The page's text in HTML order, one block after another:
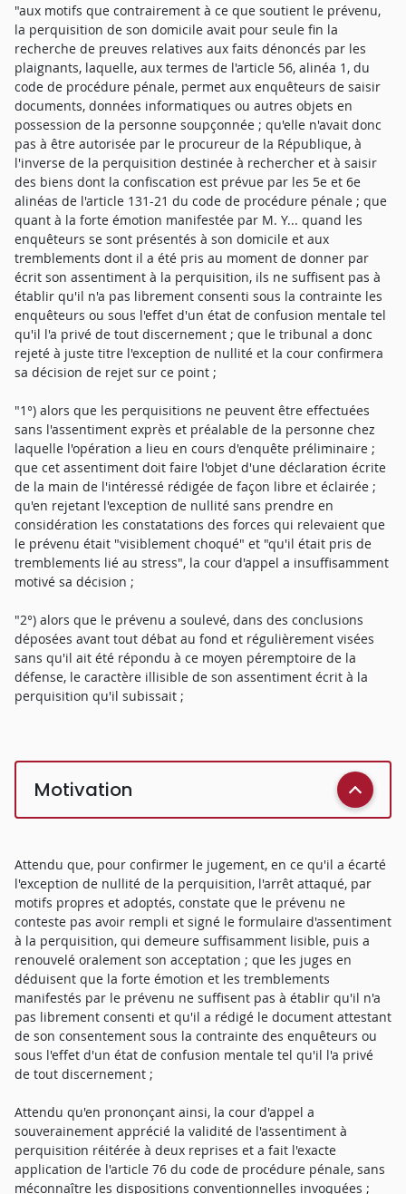
"aux motifs que contrairement à ce que soutient le prévenu,
la perquisition de son domicile avait pour seule fin la
recherche de preuves relatives aux faits dénoncés par les
plaignants, laquelle, aux termes de l'article 56, alinéa 1, du
code de procédure pénale, permet aux enquêteurs de saisir
documents, données informatiques ou autres objets en
possession de la personne soupçonnée ; qu'elle n'avait donc
pas à être autorisée par le procureur de la République, à
l'inverse de la perquisition destinée à rechercher et à saisir
des biens dont la confiscation est prévue par les 5e et 6e
alinéas de l'article 131-21 du code de procédure pénale ; que
quant à la forte émotion manifestée par M. Y... quand les
enquêteurs se sont présentés à son domicile et aux
tremblements dont il a été pris au moment de donner par
écrit son assentiment à la perquisition, ils ne suffisent pas à
établir qu'il n'a pas librement consenti sous la contrainte les
enquêteurs ou sous l'effet d'un état de confusion mentale tel
qu'il l'a privé de tout discernement ; que le tribunal a donc
rejeté à juste titre l'exception de nullité et la cour confirmera
sa décision de rejet sur ce point ;
"1°) alors que les perquisitions ne peuvent être effectuées
sans l'assentiment exprès et préalable de la personne chez
laquelle l'opération a lieu en cours d'enquête préliminaire ;
que cet assentiment doit faire l'objet d'une déclaration écrite
de la main de l'intéressé rédigée de façon libre et éclairée ;
qu'en rejetant l'exception de nullité sans prendre en
considération les constatations des forces qui relevaient que
le prévenu était "visiblement choqué" et "qu'il était pris de
tremblements lié au stress", la cour d'appel a insuffisamment
motivé sa décision ;
"2°) alors que le prévenu a soulevé, dans des conclusions
déposées avant tout débat au fond et régulièrement visées
sans qu'il ait été répondu à ce moyen péremptoire de la
défense, le caractère illisible de son assentiment écrit à la
perquisition qu'il subissait ;
Motivation
Attendu que, pour confirmer le jugement, en ce qu'il a écarté
l'exception de nullité de la perquisition, l'arrêt attaqué, par
motifs propres et adoptés, constate que le prévenu ne
conteste pas avoir rempli et signé le formulaire d'assentiment
à la perquisition, qui demeure suffisamment lisible, puis a
renouvelé oralement son acceptation ; que les juges en
déduisent que la forte émotion et les tremblements
manifestés par le prévenu ne suffisent pas à établir qu'il n'a
pas librement consenti et qu'il a rédigé le document attestant
de son consentement sous la contrainte des enquêteurs ou
sous l'effet d'un état de confusion mentale tel qu'il l'a privé
de tout discernement ;
Attendu qu'en prononçant ainsi, la cour d'appel a
souverainement apprécié la validité de l'assentiment à
perquisition réitérée à deux reprises et a fait l'exacte
application de l'article 76 du code de procédure pénale, sans
méconnaître les dispositions conventionnelles invoquées ;